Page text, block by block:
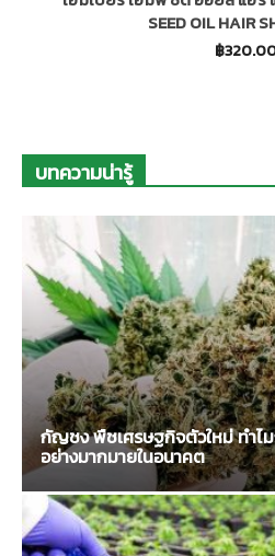
SEED OIL HAIR
฿
บทความน่ารู้
กัญชง พืชเศรษฐกิจตัวใหม่ ทำไม
อย่างมากมายในอนาคต